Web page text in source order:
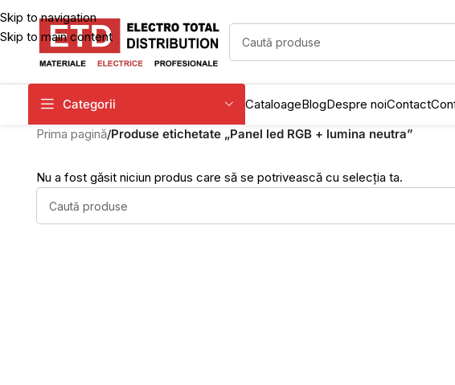
Skip to navigation
Skip to main content
Categorii CataloageBlogDespre noiContact
Prima pagină/Produse etichetate „Panel led RGB + lumina neutra”
Nu a fost găsit niciun produs care să se potrivească cu selecția ta.